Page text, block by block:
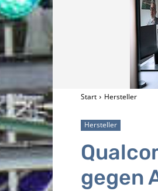
Start Hersteller
Hersteller
gegen